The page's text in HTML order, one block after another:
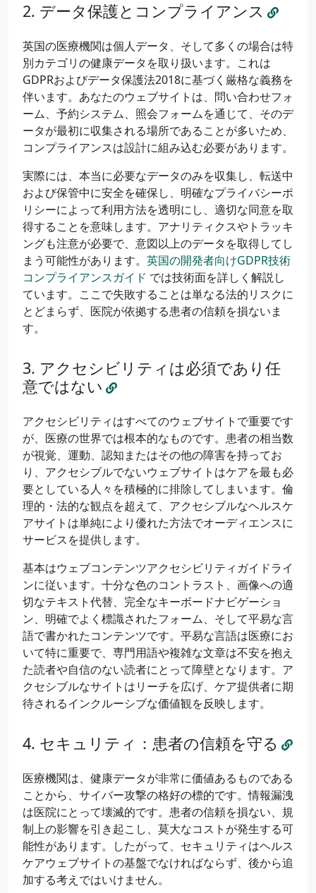
データ保護とコンプライアンス
英国の医療機関は個人データ、そして多くの場合は特
別カテゴリの健康データを取り扱います。これは
GDPRおよびデータ保護法2018に基づく厳格な義務を
伴います。あなたのウェブサイトは、問い合わせフォ
ーム、予約システム、照会フォームを通じて、そのデ
ータが最初に収集される場所であることが多いため、
コンプライアンスは設計に組み込む必要があります。
実際には、本当に必要なデータのみを収集し、転送中
および保管中に安全を確保し、明確なプライバシーポ
リシーによって利用方法を透明にし、適切な同意を取
得することを意味します。アナリティクスやトラッキ
ングも注意が必要で、意図以上のデータを取得してし
まう可能性があります。 英国の開発者向けGDPR技術
コンプライアンスガイド では技術面を詳しく解説し
ています。ここで失敗することは単なる法的リスクに
とどまらず、医院が依拠する患者の信頼を損ないま
す。
アクセシビリティは必須であり任
意ではない
アクセシビリティはすべてのウェブサイトで重要です
が、医療の世界では根本的なものです。患者の相当数
が視覚、運動、認知またはその他の障害を持ってお
り、アクセシブルでないウェブサイトはケアを最も必
要としている人々を積極的に排除してしまいます。倫
理的・法的な観点を超えて、アクセシブルなヘルスケ
アサイトは単純により優れた方法でオーディエンスに
サービスを提供します。
基本はウェブコンテンツアクセシビリティガイドライ
ンに従います。十分な色のコントラスト、画像への適
切なテキスト代替、完全なキーボードナビゲーショ
ン、明確でよく標識されたフォーム、そして平易な言
語で書かれたコンテンツです。平易な言語は医療にお
いて特に重要で、専門用語や複雑な文章は不安を抱え
た読者や自信のない読者にとって障壁となります。ア
クセシブルなサイトはリーチを広げ、ケア提供者に期
待されるインクルーシブな価値観を反映します。
セキュリティ：患者の信頼を守る
医療機関は、健康データが非常に価値あるものである
ことから、サイバー攻撃の格好の標的です。情報漏洩
は医院にとって壊滅的です。患者の信頼を損ない、規
制上の影響を引き起こし、莫大なコストが発生する可
能性があります。したがって、セキュリティはヘルス
ケアウェブサイトの基盤でなければならず、後から追
加する考えではいけません。